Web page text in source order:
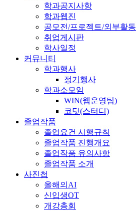
학과공지사항
학과웹진
공모전/프로젝트/외부활동
취업게시판
학사일정
커뮤니티
학과행사
정기행사
학과소모임
WIN(웹운영팀)
코딧(스터디)
졸업작품
졸업요건 시행규칙
졸업작품 진행개요
졸업작품 유의사항
졸업작품 소개
사진첩
올해의AI
신입생OT
개강총회